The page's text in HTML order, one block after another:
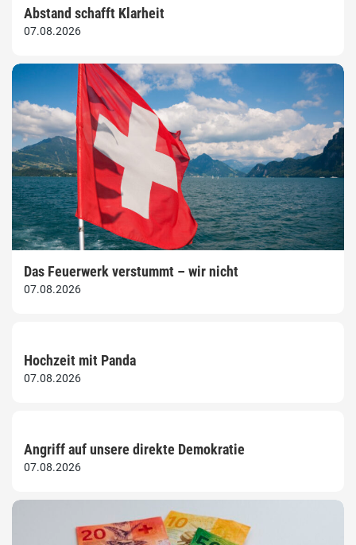
Abstand schafft Klarheit
07.08.2026
Das Feuerwerk verstummt – wir nicht
07.08.2026
Hochzeit mit Panda
07.08.2026
Angriff auf unsere direkte Demokratie
07.08.2026